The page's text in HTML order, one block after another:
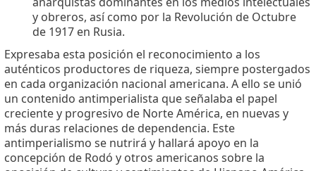
y obreros, así como por la Revolución de Octubre
de 1917 en Rusia.
Expresaba esta posición el reconocimiento a los
auténticos productores de riqueza, siempre postergados
en cada organización nacional americana. A ello se unió
un contenido antimperialista que señalaba el papel
creciente y progresivo de Norte América, en nuevas y
más duras relaciones de dependencia. Este
antimperialismo se nutrirá y hallará apoyo en la
concepción de Rodó y otros americanos sobre la